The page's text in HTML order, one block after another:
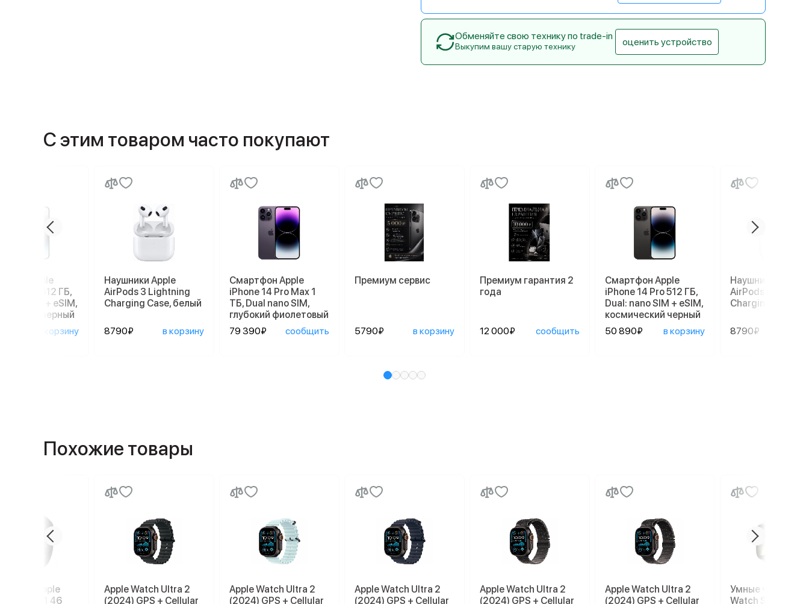
Обменяйте свою технику по trade-in
Выкупим вашу старую технику оценить устройство
С этим товаром часто покупают
Apple
14 Pro 512 ГБ,
nano SIM + eSIM,
черный
в корзину
Наушники Apple
AirPods 3 Lightning
Charging Case, белый
8790₽ в корзину
Смартфон Apple
iPhone 14 Pro Max 1
ТБ, Dual nano SIM,
глубокий фиолетовый
79 390₽
сообщить
Премиум сервис
5790₽ в корзину
Премиум гарантия 2
года
12 000₽ сообщить
Смартфон Apple
iPhone 14 Pro 512 ГБ,
Dual: nano SIM + eSIM,
космический черный
50 890₽
в корзину
Наушники Apple
AirPods 3
Charging Case,
8790₽
Похожие товары
часы Apple
Series 11 46
Apple Watch Ultra 2
(2024) GPS + Cellular
Apple Watch Ultra 2
(2024) GPS + Cellular
Apple Watch Ultra 2
(2024) GPS + Cellular
Apple Watch Ultra 2
(2024) GPS + Cellular
Apple Watch Ultra 2
(2024) GPS + Cellular
Умные часы
Watch Series 11